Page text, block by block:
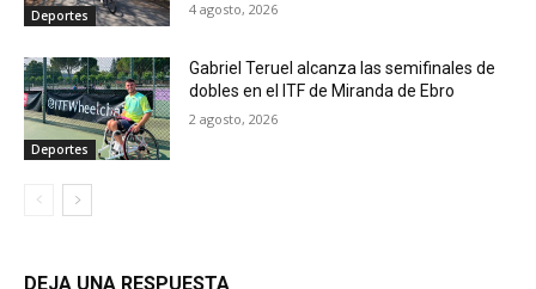
Deportes 4 agosto, 2026
Deportes
Gabriel Teruel alcanza las semifinales de
dobles en el ITF de Miranda de Ebro
2 agosto, 2026
DEJA UNA RESPUESTA